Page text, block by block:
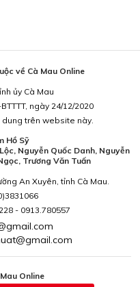
về Cà Mau Online
ủy Cà Mau
ngày 24/12/2020
dung trên website này.
Hồ Sỹ
Nguyễn Quốc Danh, Nguyễn
Trương Văn Tuấn
An Xuyên, tỉnh Cà Mau.
- 0913.780557
Online